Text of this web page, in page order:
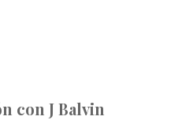
con J Balvin